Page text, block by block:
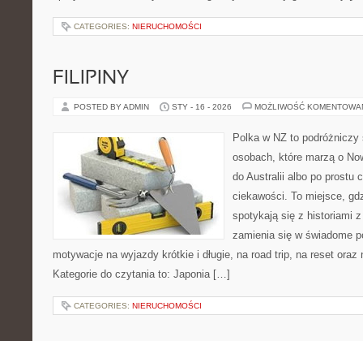
CATEGORIES: NIERUCHOMOŚCI
FILIPINY
POSTED BY ADMIN STY - 16 - 2026 MOŻLIWOŚĆ
Polka w NZ to
osobach, które marzą o
do Australii albo po prostu
ciekawości. To miejsce,
spotykają się z historiami
zamienia się w świadome
motywacje na wyjazdy krótkie i długie, na road trip, na reset oraz
Kategorie do czytania to: Japonia […]
CATEGORIES: NIERUCHOMOŚCI